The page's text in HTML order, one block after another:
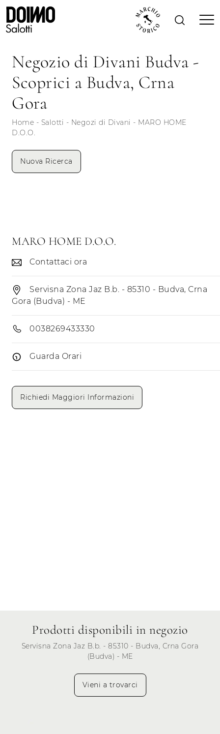
Negozio di Divani Budva -
Scoprici a Budva, Crna
Gora
Home - Salotti - Negozi di Divani - MARO HOME
D.O.O.
Nuova Ricerca
MARO HOME D.O.O.
Contattaci ora
Servisna Zona Jaz B.b. - 85310 - Budva, Crna
Gora (Budva) - ME
0038269433330
Guarda Orari
Lunedì
Richiedi Maggiori Informazioni
Prodotti disponibili in negozio
Servisna Zona Jaz B.b. - 85310 - Budva, Crna Gora
(Budva) - ME
Vieni a trovarci